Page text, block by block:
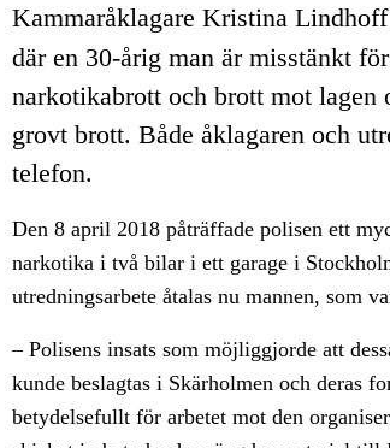
Kammaråklagare Kristina
där en 30-årig man är misstänkt
narkotikabrott och brott mot lagen
grovt brott. Både åklagaren och
telefon.
Den 8 april 2018 påträffade polisen ett
narkotika i två bilar i ett garage i
utredningsarbete åtalas nu mannen, som
– Polisens insats som möjliggjorde att
kunde beslagtas i Skärholmen och deras
betydelsefullt för arbetet mot den